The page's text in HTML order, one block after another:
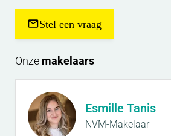
Stel een vraag
Onze makelaars
Esmille Tanis
NVM-Makelaar